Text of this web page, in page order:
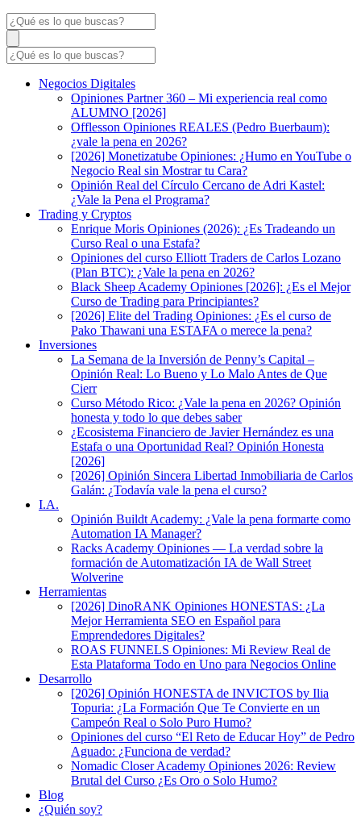
Negocios Digitales
Opiniones Partner 360 – Mi experiencia real como
ALUMNO [2026]
Offlesson Opiniones REALES (Pedro Buerbaum):
¿vale la pena en 2026?
[2026] Monetizatube Opiniones: ¿Humo en YouTube o
Negocio Real sin Mostrar tu Cara?
Opinión Real del Círculo Cercano de Adri Kastel:
¿Vale la Pena el Programa?
Trading y Cryptos
Enrique Moris Opiniones (2026): ¿Es Tradeando un
Curso Real o una Estafa?
Opiniones del curso Elliott Traders de Carlos Lozano
(Plan BTC): ¿Vale la pena en 2026?
Black Sheep Academy Opiniones [2026]: ¿Es el Mejor
Curso de Trading para Principiantes?
[2026] Elite del Trading Opiniones: ¿Es el curso de
Pako Thawani una ESTAFA o merece la pena?
Inversiones
La Semana de la Inversión de Penny’s Capital –
Opinión Real: Lo Bueno y Lo Malo Antes de Que
Cierr
Curso Método Rico: ¿Vale la pena en 2026? Opinión
honesta y todo lo que debes saber
¿Ecosistema Financiero de Javier Hernández es una
Estafa o una Oportunidad Real? Opinión Honesta
[2026]
[2026] Opinión Sincera Libertad Inmobiliaria de Carlos
Galán: ¿Todavía vale la pena el curso?
I.A.
Opinión Buildt Academy: ¿Vale la pena formarte como
Automation IA Manager?
Racks Academy Opiniones — La verdad sobre la
formación de Automatización IA de Wall Street
Wolverine
Herramientas
[2026] DinoRANK Opiniones HONESTAS: ¿La
Mejor Herramienta SEO en Español para
Emprendedores Digitales?
ROAS FUNNELS Opiniones: Mi Review Real de
Esta Plataforma Todo en Uno para Negocios Online
Desarrollo
[2026] Opinión HONESTA de INVICTOS by Ilia
Topuria: ¿La Formación Que Te Convierte en un
Campeón Real o Solo Puro Humo?
Opiniones del curso “El Reto de Educar Hoy” de Pedro
Aguado: ¿Funciona de verdad?
Nomadic Closer Academy Opiniones 2026: Review
Brutal del Curso ¿Es Oro o Solo Humo?
Blog
¿Quién soy?